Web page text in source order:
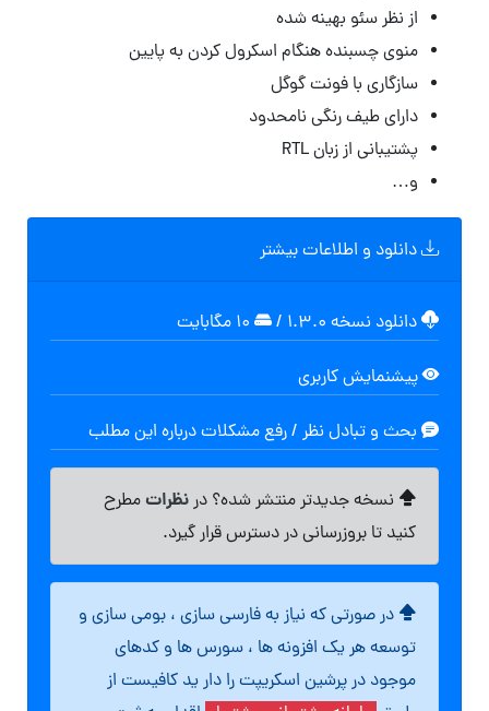
از نظر سئو بهینه شده
منوی چسبنده هنگام اسکرول کردن به پایین
سازگاری با فونت گوگل
دارای طیف رنگی نامحدود
پشتیبانی از زبان RTL
و…
دانلود و اطلاعات بیشتر
دانلود نسخه ۱.۳.۰ /
پیشنمایش کاربری
بحث و تبادل نظر / رفع مشکلات درباره این مطلب
نسخه جدیدتر منتشر شده؟ درنظراتمطرح
کنید تا بروزرسانی در دسترس قرار گیرد.
در صورتی که نیاز به فارسی سازی ، بومی سازی و
توسعه هر یک افزونه ها ، سورس ها و کدهای
موجود در پرشین اسکریپت را دار ید کافیست از